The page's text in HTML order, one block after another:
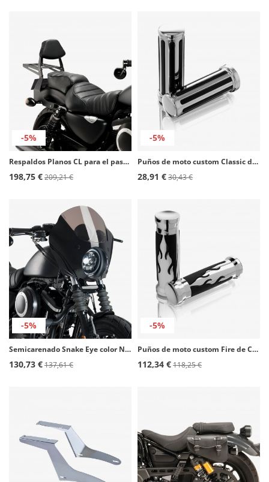
-5%
Respaldos Planos CL para el pasajero para Harley Davidson Sportster 1200, Sportster 883 color Negro de Customacces
198,75 €209,21 €
-5%
Puños de moto custom Classic de Customacces
28,91 €30,43 €
-5%
Semicarenado Snake Eye color Negro de Customacces CUP003N
130,73 €137,61 €
-5%
Puños de moto custom Fire de Customacces
112,34 €118,25 €